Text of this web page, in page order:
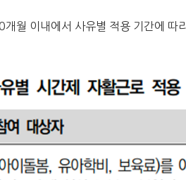
이내에서 사유별 적용 기간에 따